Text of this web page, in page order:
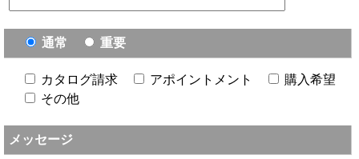
通常 重要
カタログ請求 アポイントメント
購入希望
その他
メッセージ